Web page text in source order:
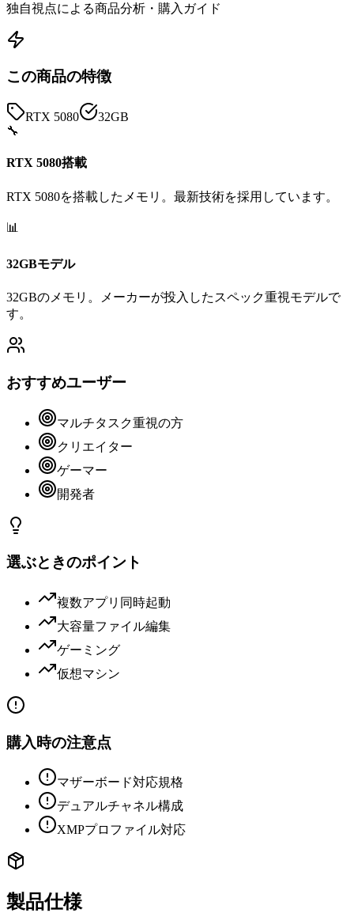
独自視点による商品分析・購入ガイド
この商品の特徴
RTX 5080
32GB
🔧
RTX 5080搭載
RTX 5080を搭載したメモリ。最新技術を採用しています。
📊
32GBモデル
32GBのメモリ。メーカーが投入したスペック重視モデルで
す。
おすすめユーザー
マルチタスク重視の方
クリエイター
ゲーマー
開発者
選ぶときのポイント
複数アプリ同時起動
大容量ファイル編集
ゲーミング
仮想マシン
購入時の注意点
マザーボード対応規格
デュアルチャネル構成
XMPプロファイル対応
製品仕様